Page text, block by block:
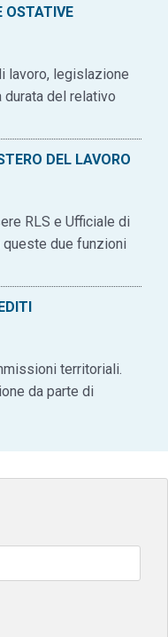
OSTATIVE
lavoro, legislazione
del relativo
DEL LAVORO
RLS e Ufficiale di
due funzioni
territoriali.
da parte di